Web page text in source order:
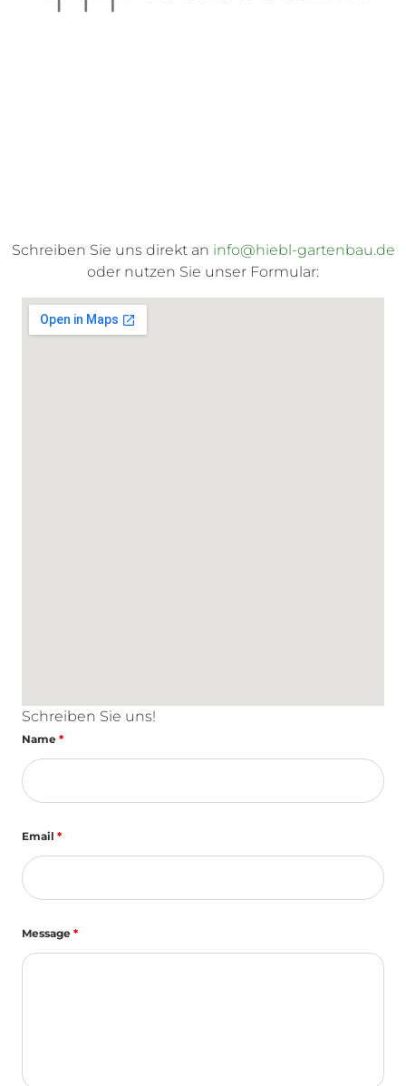
Schreiben Sie uns direkt an info@hiebl-gartenbau.de
oder nutzen Sie unser Formular:
Schreiben Sie uns!
Name *
Email *
Message *